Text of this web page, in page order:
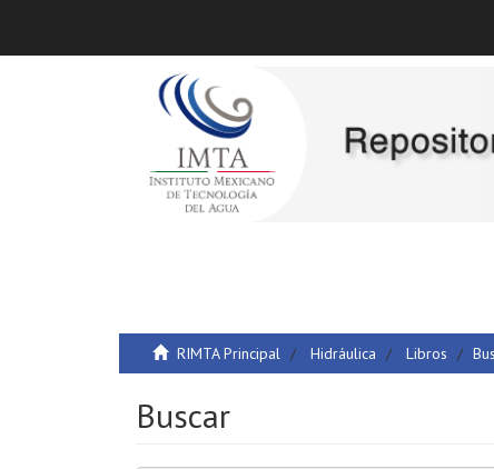
RIMTA Principal Hidráulica Libros
Buscar